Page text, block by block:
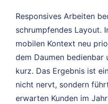
Responsives Arbeiten
schrumpfendes Layout.
mobilen Kontext neu
dem Daumen bedienbar
kurz. Das Ergebnis ist
nicht nervt, sondern
erwarten Kunden im